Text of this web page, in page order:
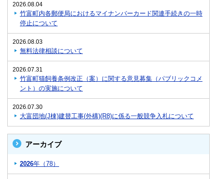
2026.08.04
竹富町内各郵便局におけるマイナンバーカード関連手続きの一時
停止について
2026.08.03
無料法律相談について
2026.07.31
竹富町猫飼養条例改正（案）に関する意見募集（パブリックコメ
ント）の実施について
2026.07.30
大富団地(J棟)建替工事(外構)(R8)に係る一般競争入札について
アーカイブ
2026年（78）